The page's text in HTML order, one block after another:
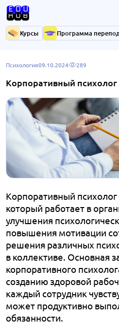
Курсы Программа
Психология09.10.2024 289
Корпоративный психолог
Корпоративный
который работает в
улучшения
повышения мотивации
решения различных
в коллективе. Основная
корпоративного
созданию здоровой
каждый сотрудник
может продуктивно
обязанности.